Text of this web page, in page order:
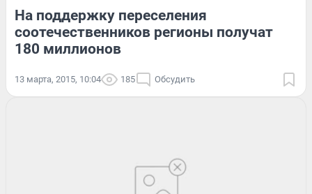
На поддержку переселения
соотечественников регионы получат
180 миллионов
13 марта, 2015, 10:04 185 Обсудить